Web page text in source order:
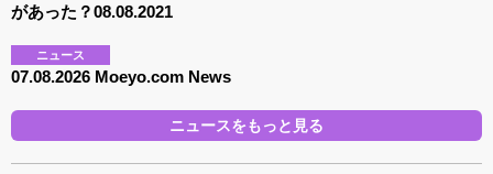
があった？08.08.2021
ニュース
07.08.2026 Moeyo.com News
ニュースをもっと見る